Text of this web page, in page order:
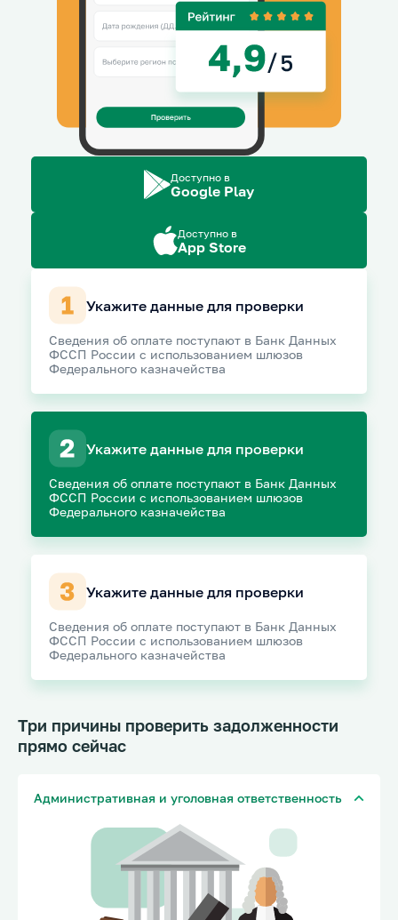
Укажите данные для проверки
Сведения об оплате поступают в Банк Данных
ФССП России с использованием шлюзов
Федерального казначейства
Укажите данные для проверки
Сведения об оплате поступают в Банк Данных
ФССП России с использованием шлюзов
Федерального казначейства
Укажите данные для проверки
Сведения об оплате поступают в Банк Данных
ФССП России с использованием шлюзов
Федерального казначейства
Доступно в
Google Play
Доступно в
App Store
Три причины проверить задолженности
прямо сейчас
Административная и уголовная ответственность